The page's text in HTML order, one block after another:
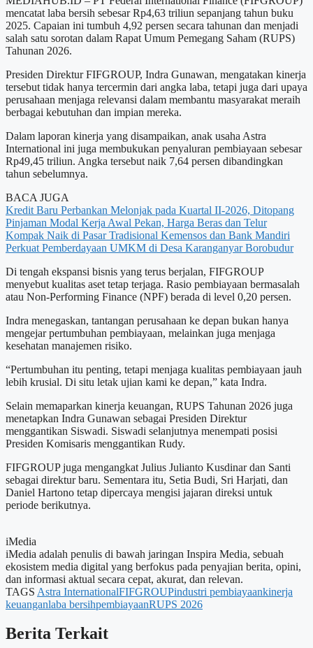
mencatat laba bersih sebesar Rp4,63 triliun sepanjang tahun buku
2025. Capaian ini tumbuh 4,92 persen secara tahunan dan menjadi
salah satu sorotan dalam Rapat Umum Pemegang Saham (RUPS)
Tahunan 2026.
Presiden Direktur FIFGROUP, Indra Gunawan, mengatakan kinerja
tersebut tidak hanya tercermin dari angka laba, tetapi juga dari upaya
perusahaan menjaga relevansi dalam membantu masyarakat meraih
berbagai kebutuhan dan impian mereka.
Dalam laporan kinerja yang disampaikan, anak usaha Astra
International ini juga membukukan penyaluran pembiayaan sebesar
Rp49,45 triliun. Angka tersebut naik 7,64 persen dibandingkan
tahun sebelumnya.
BACA JUGA
Kredit Baru Perbankan Melonjak pada Kuartal II-2026, Ditopang
Pinjaman Modal Kerja Awal Pekan, Harga Beras dan Telur
Kompak Naik di Pasar Tradisional Kemensos dan Bank Mandiri
Perkuat Pemberdayaan UMKM di Desa Karanganyar Borobudur
Di tengah ekspansi bisnis yang terus berjalan, FIFGROUP
menyebut kualitas aset tetap terjaga. Rasio pembiayaan bermasalah
atau Non-Performing Finance (NPF) berada di level 0,20 persen.
Indra menegaskan, tantangan perusahaan ke depan bukan hanya
mengejar pertumbuhan pembiayaan, melainkan juga menjaga
kesehatan manajemen risiko.
“Pertumbuhan itu penting, tetapi menjaga kualitas pembiayaan jauh
lebih krusial. Di situ letak ujian kami ke depan,” kata Indra.
Selain memaparkan kinerja keuangan, RUPS Tahunan 2026 juga
menetapkan Indra Gunawan sebagai Presiden Direktur
menggantikan Siswadi. Siswadi selanjutnya menempati posisi
Presiden Komisaris menggantikan Rudy.
FIFGROUP juga mengangkat Julius Julianto Kusdinar dan Santi
sebagai direktur baru. Sementara itu, Setia Budi, Sri Harjati, dan
Daniel Hartono tetap dipercaya mengisi jajaran direksi untuk
periode berikutnya.
iMedia
iMedia adalah penulis di bawah jaringan Inspira Media, sebuah
ekosistem media digital yang berfokus pada penyajian berita, opini,
dan informasi aktual secara cepat, akurat, dan relevan.
TAGS Astra InternationalFIFGROUPindustri pembiayaankinerja
keuanganlaba bersihpembiayaanRUPS 2026
Berita Terkait